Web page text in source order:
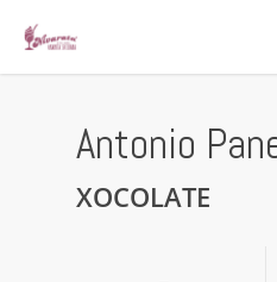
Antonio
XOCOLATE